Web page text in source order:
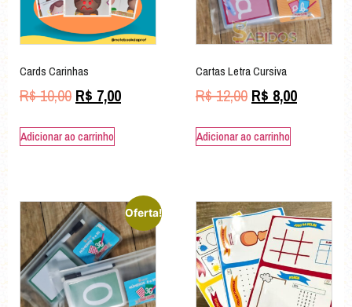
Cards Carinhas
R$10,00 R$ 7,00
Adicionar ao carrinho
Cartas Letra Cursiva
R$12,00 R$ 8,00
Adicionar ao carrinho
Oferta!